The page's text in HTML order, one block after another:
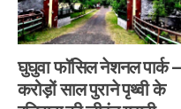
घुघुवा फॉसिल नेशनल पार्क –
करोड़ों साल पुराने पृथ्वी के